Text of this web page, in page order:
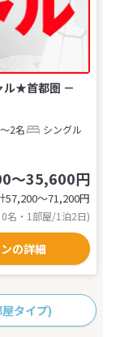
ル★首都圏 －
2名
シングル
～35,600円
57,200〜71,200円
名・1部屋/1泊2日)
の詳細
タイプ)